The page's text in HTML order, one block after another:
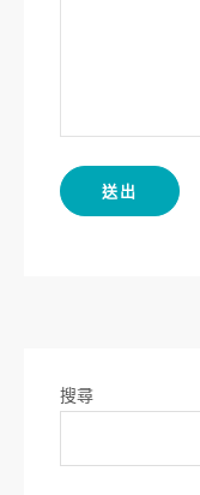
搜尋